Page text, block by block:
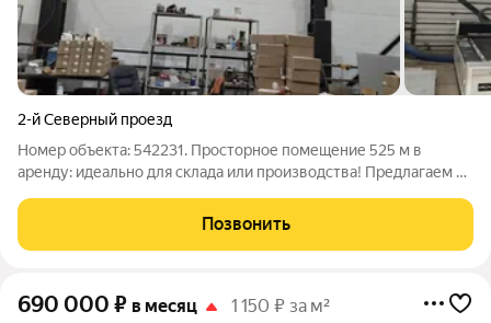
2-й Северный проезд
Номер объекта: 542231. Просторное помещение 525 м в
аренду: идеально для склада или производства! Предлагаем в
отличный вариант для организации склада, производственного
цеха или логистического центра.
Позвонить
690 000 ₽ в месяц 1 150 ₽ за м²